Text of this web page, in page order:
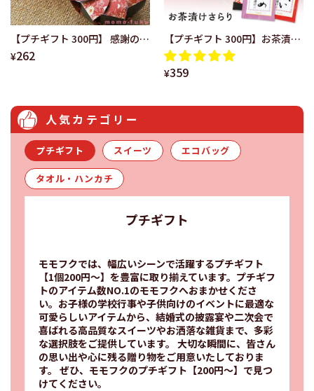
【プチギフト 300円】 感謝のど
ら焼き ありがとう 感謝 笑顔 か
¥262
【プチギフト 300円】お茶漬け
さらり 純和風 うめ 鯛 退
職 結婚式 ありがとう 上品
¥359
⼈気カテゴリー
プチギフト スイーツ エコバッグ
タオル・ハンカチ
プチギフト
モモフクでは、幅広いシーンで活躍するプチギフト
【1個200円～】を豊富に取り揃えています。プチギフ
トのアイテム数NO.1のモモフクへおまかせくださ
い。お子様の学校行事や子供向けのイベントに最適な
可愛らしいアイテムから、結婚式の披露宴や二次会で
喜ばれる高品質なスイーツやお洒落な雑貨まで、多彩
な選択肢をご提供しています。 大切な瞬間に、皆さん
の思い出や心に残る贈り物をご用意いたしておりま
す。 ぜひ、モモフクのプチギフト【200円～】で見つ
けてください。